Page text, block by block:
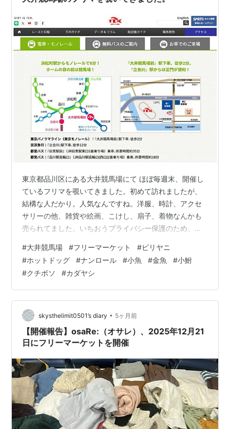
東京都品川区にある大井競馬場にて ほぼ毎週末、開催し
ているフリマを覗いてきました。初めて訪れましたが、
結構な人だかり。人気なんですね。洋服、時計、アクセ
サリーの他、雑貨や絵画、こけし、扇子、着物なんかも
売られてました。いちおうプライバシー保護のため、お
てます。 お昼どきでしたので、ホットドッグと ビリヤ
ニ、そして、 ナンロールを買いました。ホットドッグ
は、ソーセージが美味しかったです。玉ねぎがいいアク
セントになってました。ビリヤニもナンロールも、普段
は使わないスパイスがたくさん入っていて、斬新なお
味。なんだか、プチ旅行にでも行ってきたような気分…
#大井競馬場 #フリーマーケット #ビリヤニ
#ホットドッグ #ナンロール #小魚 #金魚 #小鮒
#クチボソ #カダヤシ
skysthelimit0501’s diary • 5ヶ月前
【開催報告】osaRe:（オサレ）、2025年12月21
日にフリーマーケットを開催